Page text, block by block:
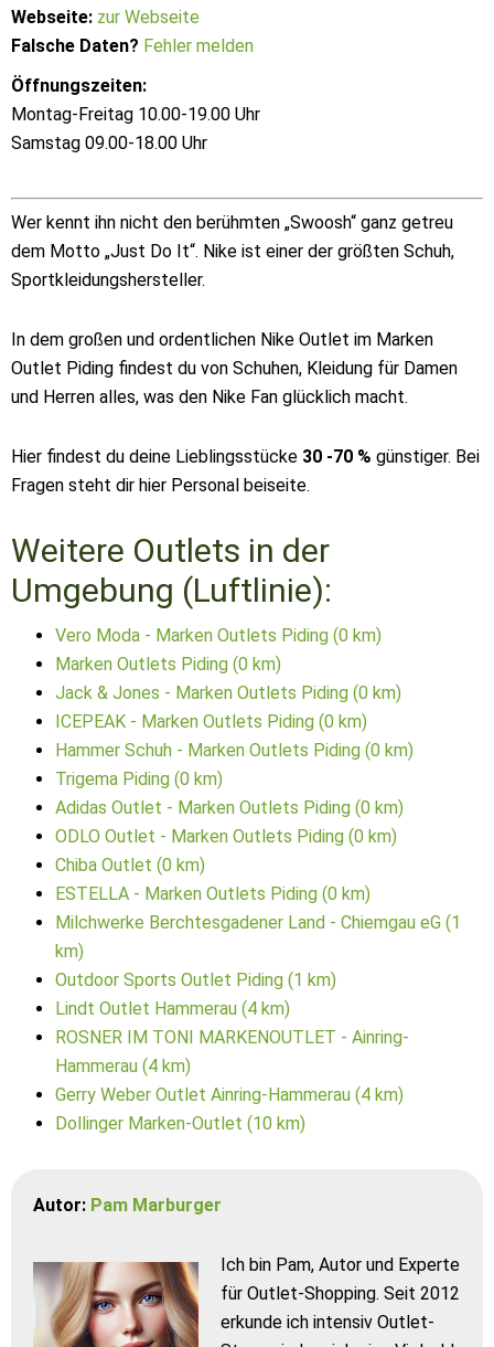
Webseite: zur Webseite
Falsche Daten? Fehler melden
Öffnungszeiten:
Montag-Freitag 10.00-19.00 Uhr
Samstag 09.00-18.00 Uhr
Wer kennt ihn nicht den berühmten „Swoosh“ ganz getreu
dem Motto „Just Do It“. Nike ist einer der größten Schuh,
Sportkleidungshersteller.
In dem großen und ordentlichen Nike Outlet im Marken
Outlet Piding findest du von Schuhen, Kleidung für Damen
und Herren alles, was den Nike Fan glücklich macht.
Hier findest du deine Lieblingsstücke 30 -70 % günstiger. Bei
Fragen steht dir hier Personal beiseite.
Weitere Outlets in der
Umgebung (Luftlinie):
Vero Moda - Marken Outlets Piding (0 km)
Marken Outlets Piding (0 km)
Jack & Jones - Marken Outlets Piding (0 km)
ICEPEAK - Marken Outlets Piding (0 km)
Hammer Schuh - Marken Outlets Piding (0 km)
Trigema Piding (0 km)
Adidas Outlet - Marken Outlets Piding (0 km)
ODLO Outlet - Marken Outlets Piding (0 km)
Chiba Outlet (0 km)
ESTELLA - Marken Outlets Piding (0 km)
Milchwerke Berchtesgadener Land - Chiemgau eG (1
km)
Outdoor Sports Outlet Piding (1 km)
Lindt Outlet Hammerau (4 km)
ROSNER IM TONI MARKENOUTLET - Ainring-
Hammerau (4 km)
Gerry Weber Outlet Ainring-Hammerau (4 km)
Dollinger Marken-Outlet (10 km)
Autor: Pam Marburger
Ich bin Pam, Autor und Experte
für Outlet-Shopping. Seit 2012
erkunde ich intensiv Outlet-